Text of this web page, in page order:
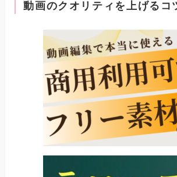
動画のクオリティを上げるコ